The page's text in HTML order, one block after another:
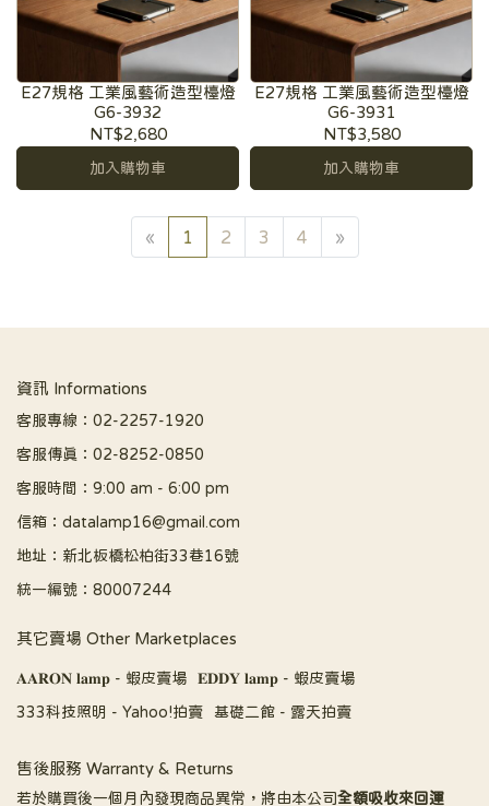
E27規格 工業風藝術造型檯燈
G6-3932
NT$2,680
加入購物車
E27規格 工業風藝術造型檯燈
G6-3931
NT$3,580
加入購物車
« 1 2 3 4 »
資訊 Informations
客服專線：02-2257-1920
客服傳真：02-8252-0850
客服時間：9:00 am - 6:00 pm
信箱：datalamp16@gmail.com
地址：新北板橋松柏街33巷16號
統一編號：80007244
其它賣場 Other Marketplaces
𝐀𝐀𝐑𝐎𝐍 𝐥𝐚𝐦𝐩 - 蝦皮賣場
𝐄𝐃𝐃𝐘 𝐥𝐚𝐦𝐩 - 蝦皮賣場
333科技照明 - Yahoo!拍賣
基礎二館 - 露天拍賣
售後服務 Warranty & Returns
若於購買後一個月內發現商品異常，將由本公司全額吸收來回運